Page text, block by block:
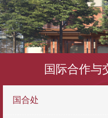
国际合作与
国合处